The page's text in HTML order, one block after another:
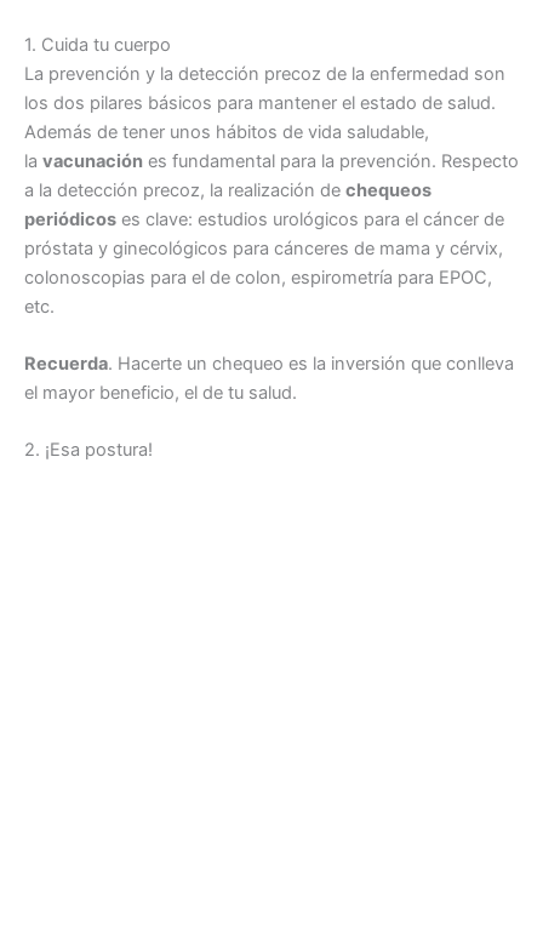
1. Cuida tu cuerpo
La prevención y la detección precoz de la enfermedad son
los dos pilares básicos para mantener el estado de salud.
Además de tener unos hábitos de vida saludable,
la vacunación es fundamental para la prevención. Respecto
a la detección precoz, la realización de chequeos
periódicos es clave: estudios urológicos para el cáncer de
próstata y ginecológicos para cánceres de mama y cérvix,
colonoscopias para el de colon, espirometría para EPOC,
etc.
Recuerda. Hacerte un chequeo es la inversión que conlleva
el mayor beneficio, el de tu salud.
2. ¡Esa postura!